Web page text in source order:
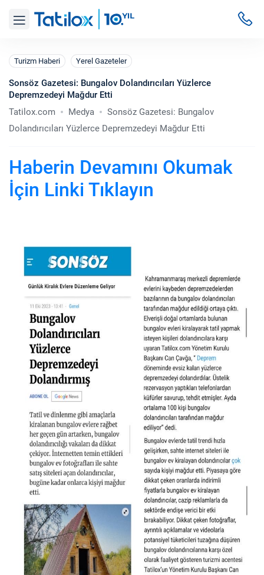
Turizm Haberi Yerel Gazeteler
Sonsöz Gazetesi: Bungalov Dolandırıcıları Yüzlerce
Depremzedeyi Mağdur Etti
Tatilox.com
Medya
Sonsöz Gazetesi: Bungalov
Dolandırıcıları Yüzlerce Depremzedeyi Mağdur Etti
Haberin Devamını Okumak
İçin Linki Tıklayın